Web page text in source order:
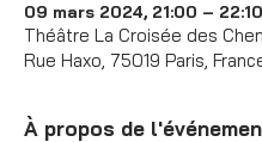
09 mars 2024, 21:00 – 22:10
Théâtre La Croisée des
Rue Haxo, 75019 Paris,
À propos de